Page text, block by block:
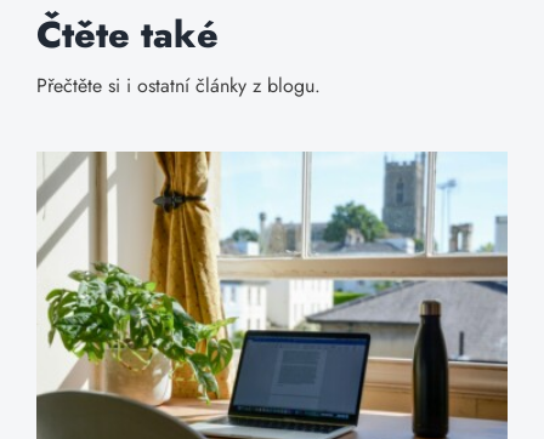
Čtěte také
Přečtěte si i ostatní články z blogu.